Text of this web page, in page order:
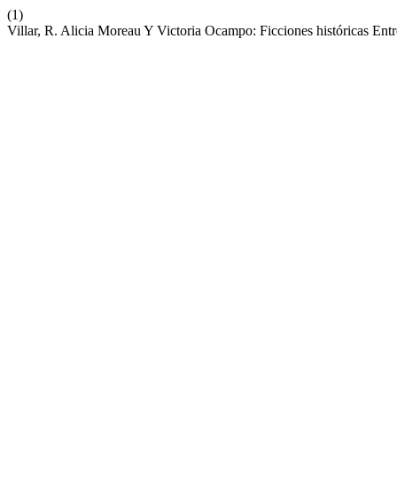
(1)
Villar, R. Alicia Moreau Y Victoria Ocampo: Ficciones históricas